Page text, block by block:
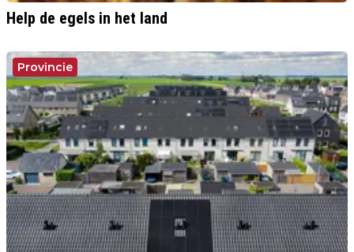
Help de egels in het land
Provincie